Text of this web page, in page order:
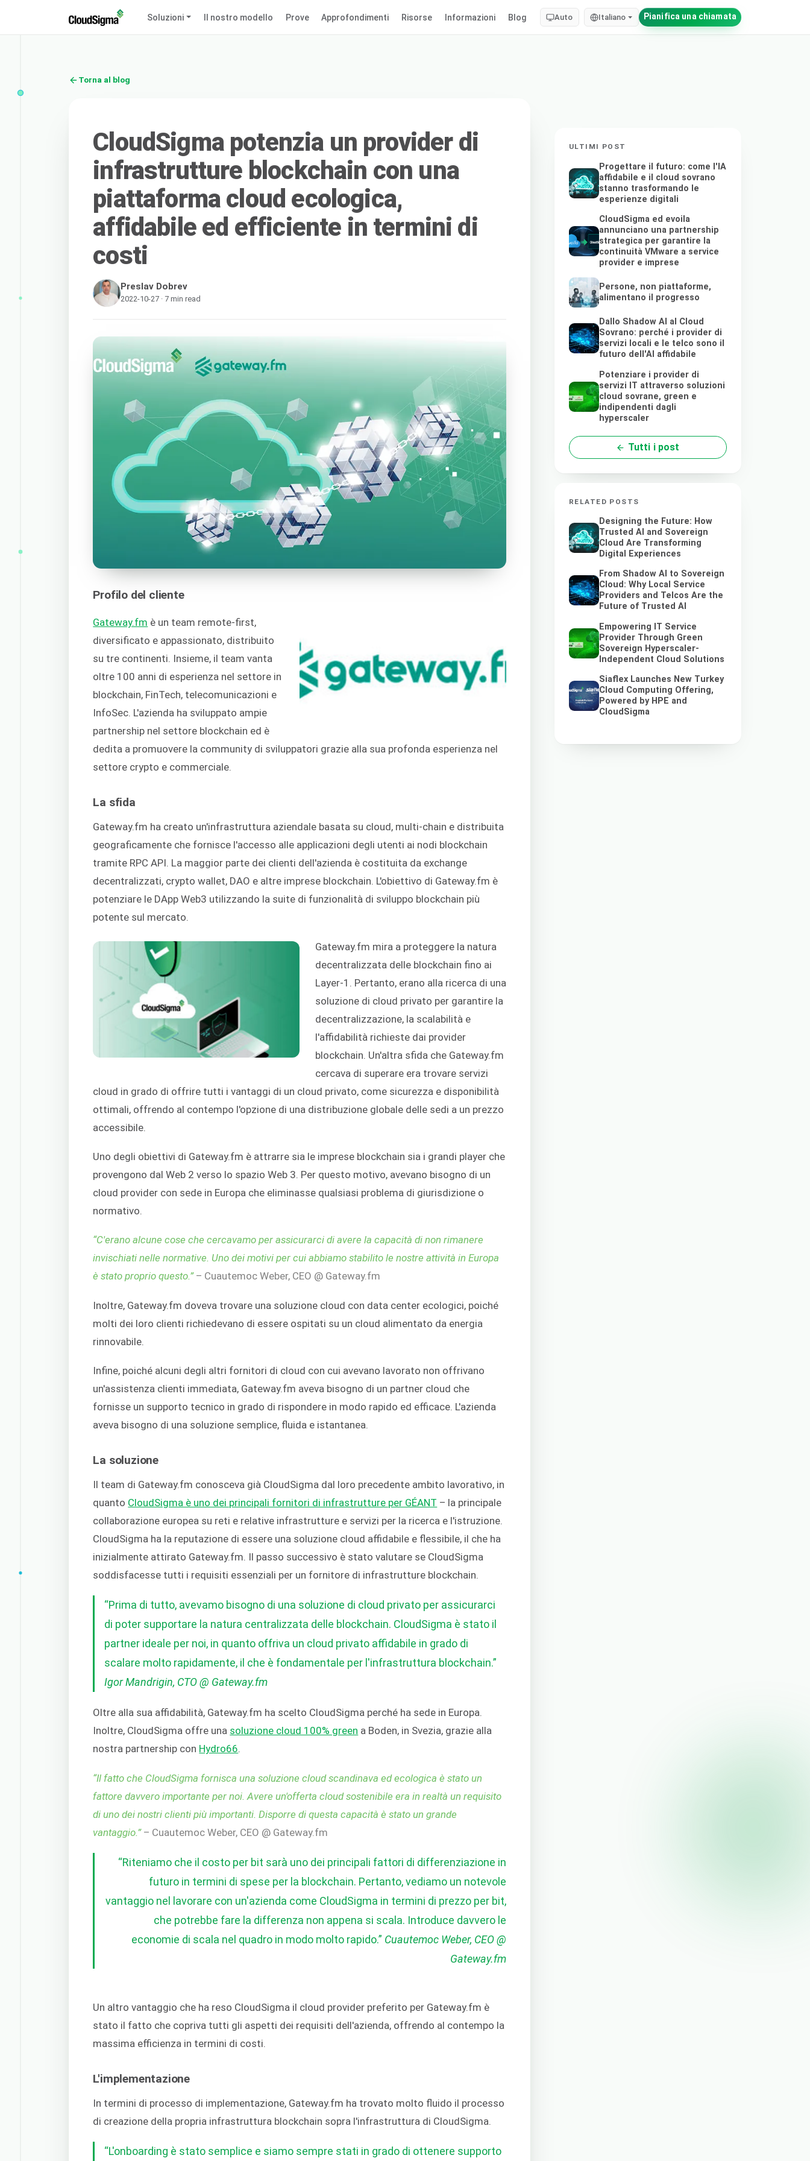
Soluzioni Il nostro modello Prove Approfondimenti Risorse Informazioni Blog Auto Italiano Pianifica una chiamata
Torna al blog
CloudSigma potenzia un provider di
infrastrutture blockchain con una
piattaforma cloud ecologica,
affidabile ed efficiente in termini di
costi
Preslav Dobrev
2022-10-27 · 7 min read
Profilo del cliente
Gateway.fm è un team remote-first,
diversificato e appassionato, distribuito
su tre continenti. Insieme, il team vanta
oltre 100 anni di esperienza nel settore in
blockchain, FinTech, telecomunicazioni e
InfoSec. L'azienda ha sviluppato ampie
partnership nel settore blockchain ed è
dedita a promuovere la community di sviluppatori grazie alla sua profonda esperienza nel
settore crypto e commerciale.
La sfida
Gateway.fm ha creato un'infrastruttura aziendale basata su cloud, multi-chain e distribuita
geograficamente che fornisce l'accesso alle applicazioni degli utenti ai nodi blockchain
tramite RPC API. La maggior parte dei clienti dell'azienda è costituita da exchange
decentralizzati, crypto wallet, DAO e altre imprese blockchain. L'obiettivo di Gateway.fm è
potenziare le DApp Web3 utilizzando la suite di funzionalità di sviluppo blockchain più
potente sul mercato.
Gateway.fm mira a proteggere la natura
decentralizzata delle blockchain fino ai
Layer-1. Pertanto, erano alla ricerca di una
soluzione di cloud privato per garantire la
decentralizzazione, la scalabilità e
l'affidabilità richieste dai provider
blockchain. Un'altra sfida che Gateway.fm
cercava di superare era trovare servizi
cloud in grado di offrire tutti i vantaggi di un cloud privato, come sicurezza e disponibilità
ottimali, offrendo al contempo l'opzione di una distribuzione globale delle sedi a un prezzo
accessibile.
Uno degli obiettivi di Gateway.fm è attrarre sia le imprese blockchain sia i grandi player che
provengono dal Web 2 verso lo spazio Web 3. Per questo motivo, avevano bisogno di un
cloud provider con sede in Europa che eliminasse qualsiasi problema di giurisdizione o
normativo.
“C'erano alcune cose che cercavamo per assicurarci di avere la capacità di non rimanere
invischiati nelle normative. Uno dei motivi per cui abbiamo stabilito le nostre attività in Europa
è stato proprio questo.” – Cuautemoc Weber, CEO @ Gateway.fm
Inoltre, Gateway.fm doveva trovare una soluzione cloud con data center ecologici, poiché
molti dei loro clienti richiedevano di essere ospitati su un cloud alimentato da energia
rinnovabile.
Infine, poiché alcuni degli altri fornitori di cloud con cui avevano lavorato non offrivano
un'assistenza clienti immediata, Gateway.fm aveva bisogno di un partner cloud che
fornisse un supporto tecnico in grado di rispondere in modo rapido ed efficace. L'azienda
aveva bisogno di una soluzione semplice, fluida e istantanea.
La soluzione
Il team di Gateway.fm conosceva già CloudSigma dal loro precedente ambito lavorativo, in
quanto CloudSigma è uno dei principali fornitori di infrastrutture per GÉANT – la principale
collaborazione europea su reti e relative infrastrutture e servizi per la ricerca e l'istruzione.
CloudSigma ha la reputazione di essere una soluzione cloud affidabile e flessibile, il che ha
inizialmente attirato Gateway.fm. Il passo successivo è stato valutare se CloudSigma
soddisfacesse tutti i requisiti essenziali per un fornitore di infrastrutture blockchain.
“Prima di tutto, avevamo bisogno di una soluzione di cloud privato per assicurarci
di poter supportare la natura centralizzata delle blockchain. CloudSigma è stato il
partner ideale per noi, in quanto offriva un cloud privato affidabile in grado di
scalare molto rapidamente, il che è fondamentale per l'infrastruttura blockchain.”
Igor Mandrigin, CTO @ Gateway.fm
Oltre alla sua affidabilità, Gateway.fm ha scelto CloudSigma perché ha sede in Europa.
Inoltre, CloudSigma offre una soluzione cloud 100% green a Boden, in Svezia, grazie alla
nostra partnership con Hydro66.
“Il fatto che CloudSigma fornisca una soluzione cloud scandinava ed ecologica è stato un
fattore davvero importante per noi. Avere un'offerta cloud sostenibile era in realtà un requisito
di uno dei nostri clienti più importanti. Disporre di questa capacità è stato un grande
vantaggio.” – Cuautemoc Weber, CEO @ Gateway.fm
“Riteniamo che il costo per bit sarà uno dei principali fattori di differenziazione in
futuro in termini di spese per la blockchain. Pertanto, vediamo un notevole
vantaggio nel lavorare con un'azienda come CloudSigma in termini di prezzo per bit,
che potrebbe fare la differenza non appena si scala. Introduce davvero le
economie di scala nel quadro in modo molto rapido.” Cuautemoc Weber, CEO @
Gateway.fm
Un altro vantaggio che ha reso CloudSigma il cloud provider preferito per Gateway.fm è
stato il fatto che copriva tutti gli aspetti dei requisiti dell'azienda, offrendo al contempo la
massima efficienza in termini di costi.
L'implementazione
In termini di processo di implementazione, Gateway.fm ha trovato molto fluido il processo
di creazione della propria infrastruttura blockchain sopra l'infrastruttura di CloudSigma.
“L'onboarding è stato semplice e siamo sempre stati in grado di ottenere supporto
ULTIMI POST
Progettare il futuro: come l'IA
affidabile e il cloud sovrano
stanno trasformando le
esperienze digitali
CloudSigma ed evoila
annunciano una partnership
strategica per garantire la
continuità VMware a service
provider e imprese
Persone, non piattaforme,
alimentano il progresso
Dallo Shadow AI al Cloud
Sovrano: perché i provider di
servizi locali e le telco sono il
futuro dell'AI affidabile
Potenziare i provider di
servizi IT attraverso soluzioni
cloud sovrane, green e
indipendenti dagli
hyperscaler
Tutti i post
RELATED POSTS
Designing the Future: How
Trusted AI and Sovereign
Cloud Are Transforming
Digital Experiences
From Shadow AI to Sovereign
Cloud: Why Local Service
Providers and Telcos Are the
Future of Trusted AI
Empowering IT Service
Provider Through Green
Sovereign Hyperscaler-
Independent Cloud Solutions
Siaflex Launches New Turkey
Cloud Computing Offering,
Powered by HPE and
CloudSigma